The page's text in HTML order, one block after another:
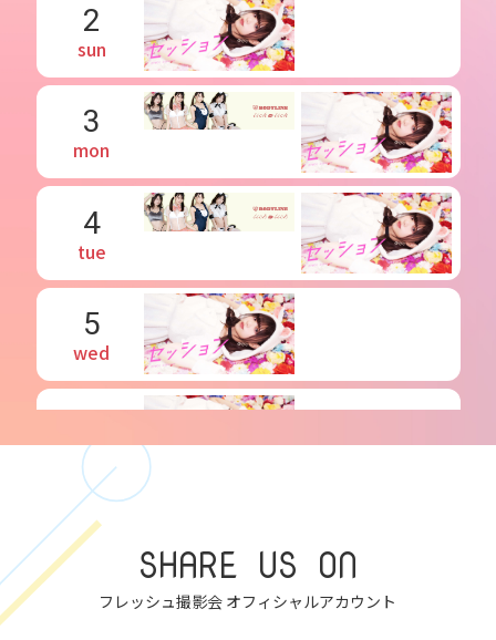
2
sun
3
mon
4
tue
5
wed
thu
7
SHARE US ON
フレッシュ撮影会 オフィシャルアカウント